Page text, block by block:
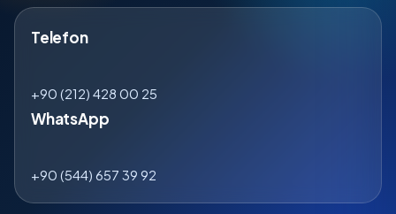
Telefon
+90 (212) 428 00 25
WhatsApp
+90 (544) 657 39 92